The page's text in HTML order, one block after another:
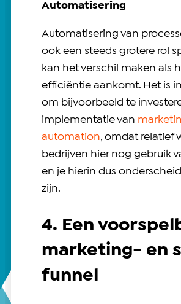
Automatisering
Automatisering van
ook een steeds grotere rol
kan het verschil maken als
efficiëntie aankomt. Het is
om bijvoorbeeld te
implementatie van
automation, omdat relatief
bedrijven hier nog gebruik
en je hierin dus
zijn.
4. Een
marketing- en
funnel